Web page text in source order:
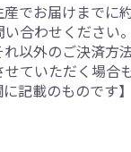
でお届けまでに
合わせください。
以外のご決済方
ていただく場合
記載のものです】